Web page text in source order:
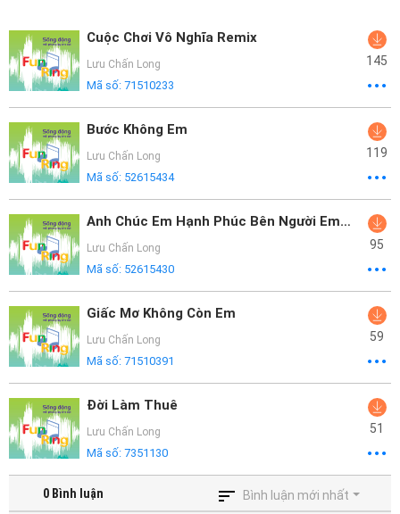
Funring
Doanh
Nghiệp
Cuộc Chơi Vô Nghĩa Remix
Lưu Chấn Long
Mã số: 71510233
145
Bước Không Em
Lưu Chấn Long
Mã số: 52615434
119
Anh Chúc Em Hạnh Phúc Bên Người Em Yêu
Lưu Chấn Long
Mã số: 52615430
95
Giấc Mơ Không Còn Em
Lưu Chấn Long
Mã số: 71510391
59
Đời Làm Thuê
Lưu Chấn Long
Mã số: 7351130
51
0 Bình luận Bình luận mới nhất